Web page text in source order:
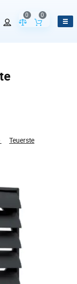
Vergleich der
0
Inhalt des
0
Teuerste